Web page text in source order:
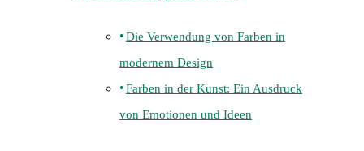
Die Verwendung von Farben in
modernem Design
Farben in der Kunst: Ein Ausdruck
von Emotionen und Ideen